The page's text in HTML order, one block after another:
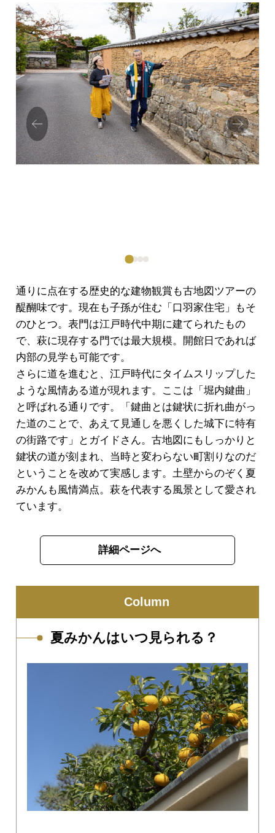
Prev
ious
Next
通りに点在する歴史的な建物観賞も古地図ツアーの
醍醐味です。現在も子孫が住む「口羽家住宅」もそ
のひとつ。表門は江戸時代中期に建てられたもの
で、萩に現存する門では最大規模。開館日であれば
内部の見学も可能です。
さらに道を進むと、江戸時代にタイムスリップした
ような風情ある道が現れます。ここは「堀内鍵曲」
と呼ばれる通りです。「鍵曲とは鍵状に折れ曲がっ
た道のことで、あえて見通しを悪くした城下に特有
の街路です」とガイドさん。古地図にもしっかりと
鍵状の道が刻まれ、当時と変わらない町割りなのだ
ということを改めて実感します。土壁からのぞく夏
みかんも風情満点。萩を代表する風景として愛され
ています。
詳細ページへ
Column
夏みかんはいつ見られる？